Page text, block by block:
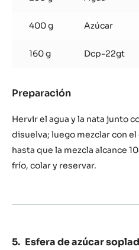
400 g Azúcar
160 g Dcp-22gt
Preparación
de
cacao
Hervir el agua y la nata junto
disuelva; luego mezclar con
hasta que la mezcla alcance
frío, colar y reservar.
Esfera de azúcar